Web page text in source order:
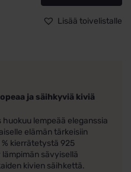
Lisää toivelistalle
ja säihkyviä kiviä
lempeää eleganssia
elämän tärkeisiin
kierrätetystä 925
sävyisellä
kivien säihkettä.